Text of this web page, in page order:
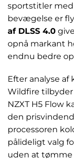
sportstitler
bevægelse er
af DLSS 4.0
opnå markant
endnu bedre
Efter analyse
Wildfire
NZXT H5 Flow
den
processoren
pålideligt valg
uden at